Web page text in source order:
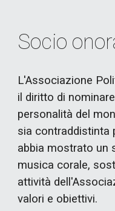
Socio
L'Associazione
il diritto di nominare
personalità del
sia contraddistinta
abbia mostrato un
musica corale,
attività
valori e obiettivi.